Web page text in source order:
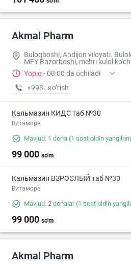
Akmal Pharm
Buloqboshi, Andijon viloyati.
MFY Bozorboshi, mehri kulol
Yopiq · 08:00 da ochiladi
+998 (88) XXX-XX-XX
кo’rish
Кальмазин КИДС таб №30
Витаморе
Mavjud: 1 dona (1 soat oldin
99 000 so'm
Кальмазин ВЗРОСЛЫЙ таб №30
Витаморе
Mavjud: 2 donalar(1 soat oldin
99 000 so'm
Akmal Pharm